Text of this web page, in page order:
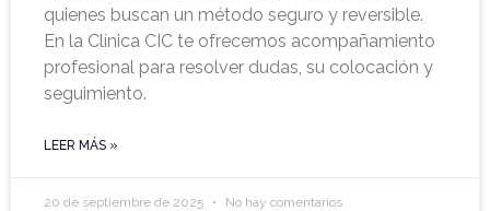
quienes buscan un método seguro y reversible.
En la Clínica CIC te ofrecemos acompañamiento
profesional para resolver dudas, su colocación y
seguimiento.
LEER MÁS »
20 de septiembre de 2025 No hay comentarios